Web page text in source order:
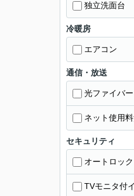
独立洗面台
冷暖房
エアコン
通信・放送
光ファイバー
ネット使用
セキュリティ
オートロック
TVモニタ付